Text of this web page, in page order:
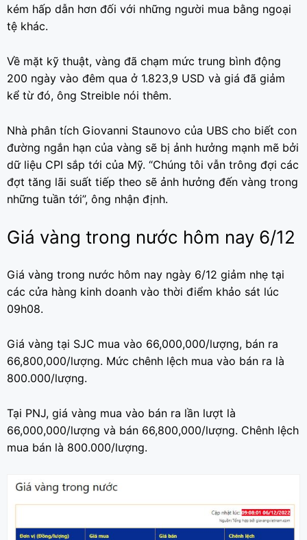
kém hấp dẫn hơn đối với những người mua bằng ngoại
tệ khác.
Về mặt kỹ thuật, vàng đã chạm mức trung bình động
200 ngày vào đêm qua ở 1.823,9 USD và giá đã giảm
kể từ đó, ông Streible nói thêm.
Nhà phân tích Giovanni Staunovo của UBS cho biết con
đường ngắn hạn của vàng sẽ bị ảnh hưởng mạnh mẽ bởi
dữ liệu CPI sắp tới của Mỹ. “Chúng tôi vẫn trông đợi các
đợt tăng lãi suất tiếp theo sẽ ảnh hưởng đến vàng trong
những tuần tới”, ông nhận định.
Giá vàng trong nước hôm nay 6/12
Giá vàng trong nước hôm nay ngày 6/12 giảm nhẹ tại
các cửa hàng kinh doanh vào thời điểm khảo sát lúc
09h08.
Giá vàng tại SJC mua vào 66,000,000/lượng, bán ra
66,800,000/lượng. Mức chênh lệch mua vào bán ra là
800.000/lượng.
Tại PNJ, giá vàng mua vào bán ra lần lượt là
66,000,000/lượng và bán 66,800,000/lượng. Chênh lệch
mua bán là 800.000/lượng.